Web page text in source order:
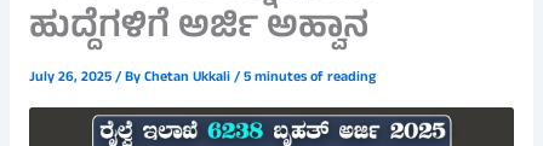
ಹುದ್ದೆಗಳಿಗೆ ಅರ್ಜಿ ಅಹ್ವಾನ
July 26, 2025/ ByChetan Ukkali/5 minutes of reading